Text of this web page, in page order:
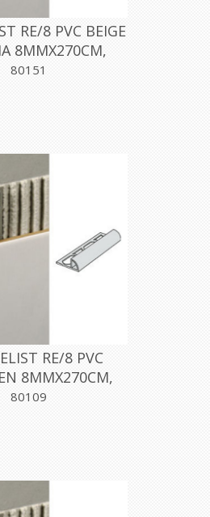
RE/8 PVC BEIGE
8MMX270CM,
PROFILPAS
80151
RE/8 PVC
8MMX270CM,
PROFILPAS
80109